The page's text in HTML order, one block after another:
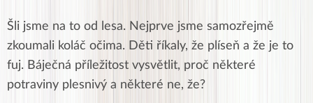
Šli jsme na to od lesa. Nejprve jsme samozřejmě
zkoumali koláč očima. Děti říkaly, že plíseň a že je to
fuj. Báječná příležitost vysvětlit, proč některé
potraviny plesnivý a některé ne, že?